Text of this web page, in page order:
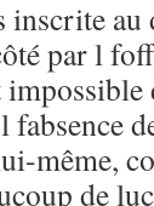
par l
même,
de